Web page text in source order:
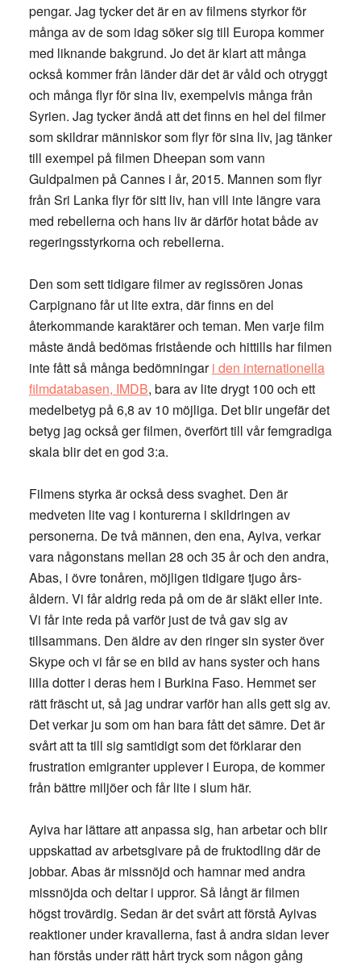
pengar. Jag tycker det är en av filmens styrkor för
många av de som idag söker sig till Europa kommer
med liknande bakgrund. Jo det är klart att många
också kommer från länder där det är våld och otryggt
och många flyr för sina liv, exempelvis många från
Syrien. Jag tycker ändå att det finns en hel del filmer
som skildrar människor som flyr för sina liv, jag tänker
till exempel på filmen Dheepan som vann
Guldpalmen på Cannes i år, 2015. Mannen som flyr
från Sri Lanka flyr för sitt liv, han vill inte längre vara
med rebellerna och hans liv är därför hotat både av
regeringsstyrkorna och rebellerna.
Den som sett tidigare filmer av regissören Jonas
Carpignano får ut lite extra, där finns en del
återkommande karaktärer och teman. Men varje film
måste ändå bedömas fristående och hittills har filmen
inte fått så många bedömningari den internationella
filmdatabasen, IMDB, bara av lite drygt 100 och ett
medelbetyg på 6,8 av 10 möjliga. Det blir ungefär det
betyg jag också ger filmen, överfört till vår femgradiga
skala blir det en god 3:a.
Filmens styrka är också dess svaghet. Den är
medveten lite vag i konturerna i skildringen av
personerna. De två männen, den ena, Ayiva, verkar
vara någonstans mellan 28 och 35 år och den andra,
Abas, i övre tonåren, möjligen tidigare tjugo års-
åldern. Vi får aldrig reda på om de är släkt eller inte.
Vi får inte reda på varför just de två gav sig av
tillsammans. Den äldre av den ringer sin syster över
Skype och vi får se en bild av hans syster och hans
lilla dotter i deras hem i Burkina Faso. Hemmet ser
rätt fräscht ut, så jag undrar varför han alls gett sig av.
Det verkar ju som om han bara fått det sämre. Det är
svårt att ta till sig samtidigt som det förklarar den
frustration emigranter upplever i Europa, de kommer
från bättre miljöer och får lite i slum här.
Ayiva har lättare att anpassa sig, han arbetar och blir
uppskattad av arbetsgivare på de fruktodling där de
jobbar. Abas är missnöjd och hamnar med andra
missnöjda och deltar i uppror. Så långt är filmen
högst trovärdig. Sedan är det svårt att förstå Ayivas
reaktioner under kravallerna, fast å andra sidan lever
han förstås under rätt hårt tryck som någon gång